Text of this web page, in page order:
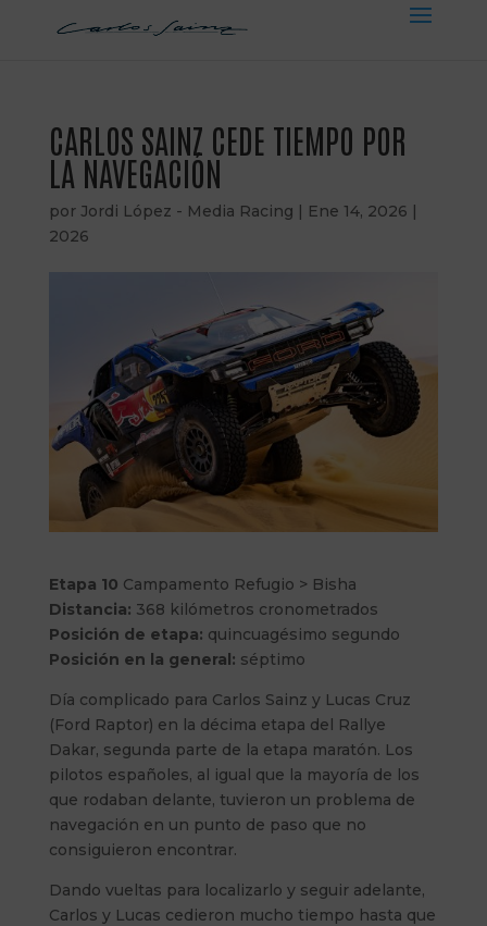
CARLOS SAINZ CEDE TIEMPO POR
LA NAVEGACIÓN
por Jordi López - Media Racing | Ene 14, 2026 |
2026
Etapa 10 Campamento Refugio > Bisha
Distancia: 368 kilómetros cronometrados
Posición de etapa: quincuagésimo segundo
Posición en la general: séptimo
Día complicado para Carlos Sainz y Lucas Cruz
(Ford Raptor) en la décima etapa del Rallye
Dakar, segunda parte de la etapa maratón. Los
pilotos españoles, al igual que la mayoría de los
que rodaban delante, tuvieron un problema de
navegación en un punto de paso que no
consiguieron encontrar.
Dando vueltas para localizarlo y seguir adelante,
Carlos y Lucas cedieron mucho tiempo hasta que